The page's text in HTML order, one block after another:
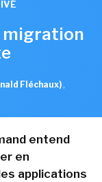
migration
Fléchaux) ,
entend
en
applications